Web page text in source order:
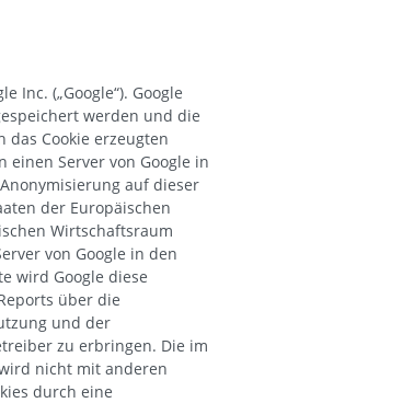
Inc. („Google“). Google
werden und die
Cookie erzeugten
Server von Google in
auf dieser
der Europäischen
Wirtschaftsraum
von Google in den
wird Google diese
über die
und der
zu erbringen. Die im
nicht mit anderen
durch eine